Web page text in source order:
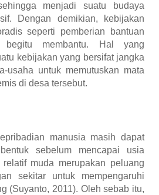
menjadi suatu budaya
Dengan demikian, kebijakan
seperti pemberian bantuan
membantu. Hal yang
kebijakan yang bersifat jangka
usaha untuk memutuskan mata
di desa tersebut.
manusia masih dapat
sebelum mencapai usia
muda merupakan peluang
sekitar untuk mempengaruhi
(Suyanto, 2011). Oleh sebab itu,